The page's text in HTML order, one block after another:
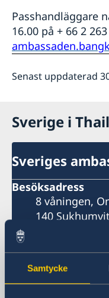
Samtycke
Svenska företag i
Anmäl handelshinder
Lediga tjänster
Passhandläggare
16.00 på + 66 2
Senast uppdaterad
Sverige i
Sveriges
Besöksadress
8 våningen,
140
Hotel